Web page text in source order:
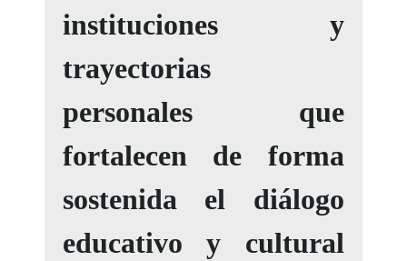
instituciones y
trayectorias
personales que
fortalecen de forma
sostenida el diálogo
educativo y cultural